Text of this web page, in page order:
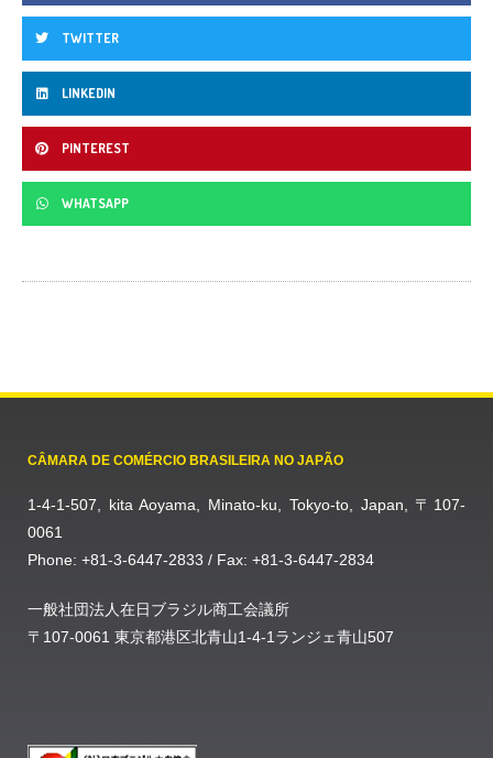
TWITTER
LINKEDIN
PINTEREST
WHATSAPP
CÂMARA DE COMÉRCIO BRASILEIRA NO JAPÃO
1-4-1-507, kita Aoyama, Minato-ku, Tokyo-to, Japan, 〒107-
0061
Phone: +81-3-6447-2833 / Fax: +81-3-6447-2834
一般社団法人在日ブラジル商工会議所
〒107-0061 東京都港区北青山1-4-1ランジェ青山507